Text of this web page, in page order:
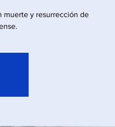
muerte y resurrección de